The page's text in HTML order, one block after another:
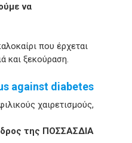
να
που έρχεται
και ξεκούραση.
against diabetes
χαιρετισμούς,
της ΠΟΣΣΑΣΔΙΑ